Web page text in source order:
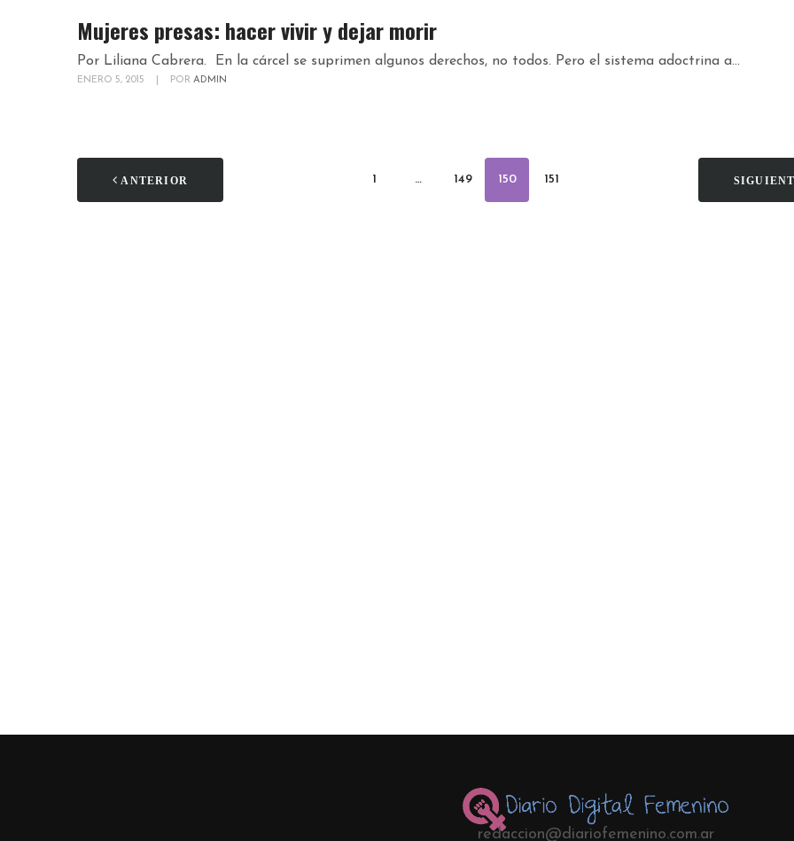
Mujeres presas: hacer vivir y dejar morir
Por Liliana Cabrera. En la cárcel se suprimen algunos derechos, no todos. Pero el sistema adoctrina a...
ENERO 5, 2015 POR ADMIN
ANTERIOR 1 … 149 150 151
redaccion@diariofemenino.com.ar